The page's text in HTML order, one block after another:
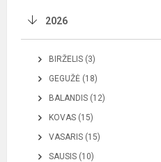
2026
BIRŽELIS (3)
GEGUŽĖ (18)
BALANDIS (12)
KOVAS (15)
VASARIS (15)
SAUSIS (10)